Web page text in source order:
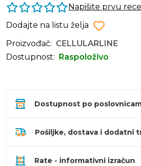
Napišite prvu
Dodajte na listu želja
Proizvođač: CELLULARLINE
Dostupnost:
Raspoloživo
Dostupnost po
Pošiljke, dostava i dodatni
Rate - informativni izračun